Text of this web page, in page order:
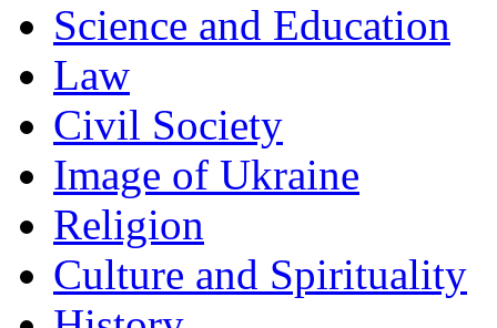
Science and Education
Law
Civil Society
Image of Ukraine
Religion
Culture and Spirituality